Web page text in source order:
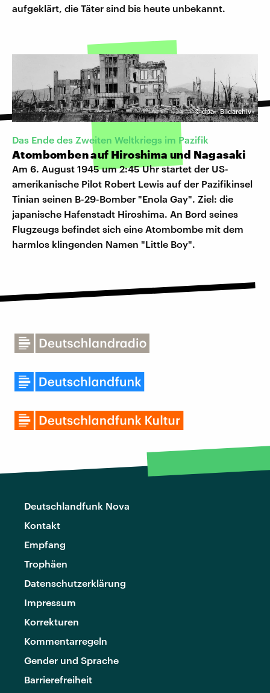
aufgeklärt, die Täter sind bis heute unbekannt.
©dpa - Bildarchiv
Das Ende des Zweiten Weltkriegs im Pazifik
Atombomben auf Hiroshima und Nagasaki
Am 6. August 1945 um 2:45 Uhr startet der US-
amerikanische Pilot Robert Lewis auf der Pazifikinsel
Tinian seinen B-29-Bomber "Enola Gay". Ziel: die
japanische Hafenstadt Hiroshima. An Bord seines
Flugzeugs befindet sich eine Atombombe mit dem
harmlos klingenden Namen "Little Boy".
Deutschlandfunk Nova
Kontakt
Empfang
Trophäen
Datenschutzerklärung
Impressum
Korrekturen
Kommentarregeln
Gender und Sprache
Barrierefreiheit